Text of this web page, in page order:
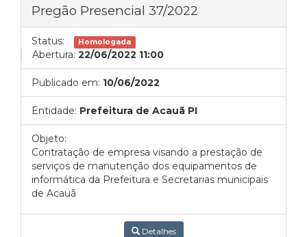
Pregão Presencial 37/2022
Status: Homologada
Abertura: 22/06/2022 11:00
Publicado em: 10/06/2022
Entidade: Prefeitura de Acauã PI
Objeto:
Contratação de empresa visando a prestação de
serviços de manutenção dos equipamentos de
informática da Prefeitura e Secretarias municipais
de Acauã
Detalhes